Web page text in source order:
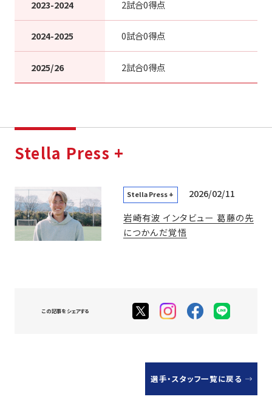
2023-2024 2試合0得点
2024-2025 0試合0得点
2025/26 2試合0得点
Stella Press +
Stella Press +
2026/02/11
岩崎有波 インタビュー 葛藤の先
につかんだ覚悟
この記事をシェアする
選手・スタッフ一覧に戻る